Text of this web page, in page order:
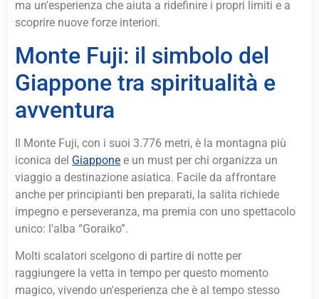
ma un'esperienza che aiuta a ridefinire i propri limiti e a
scoprire nuove forze interiori.
Monte Fuji: il simbolo del
Giappone tra spiritualità e
avventura
Il Monte Fuji, con i suoi 3.776 metri, è la montagna più
iconica del Giappone e un must per chi organizza un
viaggio a destinazione asiatica. Facile da affrontare
anche per principianti ben preparati, la salita richiede
impegno e perseveranza, ma premia con uno spettacolo
unico: l'alba “Goraiko”.
Molti scalatori scelgono di partire di notte per
raggiungere la vetta in tempo per questo momento
magico, vivendo un'esperienza che è al tempo stesso